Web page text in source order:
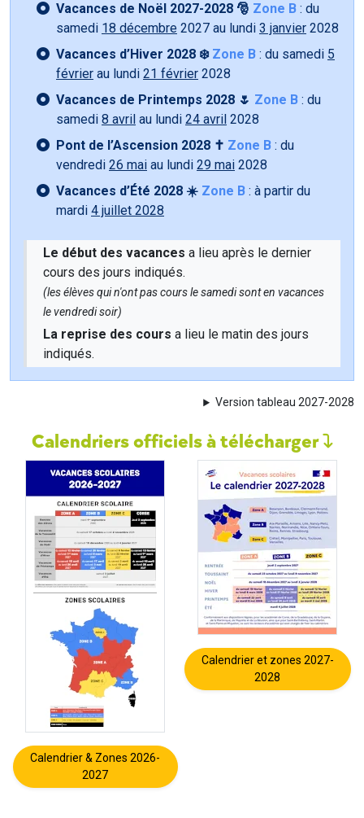
Vacances de Noël 2027-2028 🎅 Zone B : du
samedi 18 décembre 2027 au lundi 3 janvier 2028
Vacances d’Hiver 2028 ❄️ Zone B : du samedi 5
février au lundi 21 février 2028
Vacances de Printemps 2028 🌷 Zone B : du
samedi 8 avril au lundi 24 avril 2028
Pont de l’Ascension 2028 ✝️ Zone B : du
vendredi 26 mai au lundi 29 mai 2028
Vacances d’Été 2028 ☀️ Zone B : à partir du
mardi 4 juillet 2028
Le début des vacances a lieu après le dernier
cours des jours indiqués.
(les élèves qui n'ont pas cours le samedi sont en vacances
le vendredi soir)
La reprise des cours a lieu le matin des jours
indiqués.
Version tableau 2027-2028
Calendriers officiels à télécharger
Calendrier & Zones 2026-
2027
Calendrier et zones 2027-
2028